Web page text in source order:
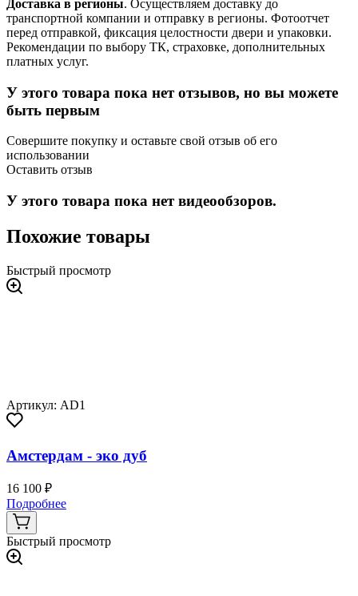
Доставка в регионы. Осуществляем доставку до
транспортной компании и отправку в регионы. Фотоотчет
перед отправкой, фиксация целостности двери и упаковки.
Рекомендации по выбору ТК, страховке, дополнительных
платных услуг.
У этого товара пока нет отзывов, но вы можете
быть первым
Совершите покупку и оставьте свой отзыв об его
использовании
Оставить отзыв
У этого товара пока нет видеообзоров.
Похожие товары
Быстрый просмотр
Артикул: AD1
Амстердам - эко дуб
16 100 ₽
Подробнее
Быстрый просмотр